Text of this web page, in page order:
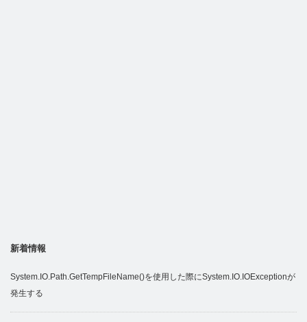
新着情報
System.IO.Path.GetTempFileName()を使用した際にSystem.IO.IOExceptionが
発生する